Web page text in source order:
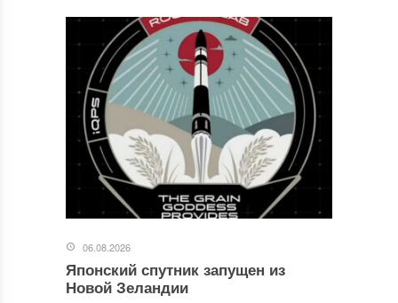
06.08.2026
Японский спутник запущен из
Новой Зеландии